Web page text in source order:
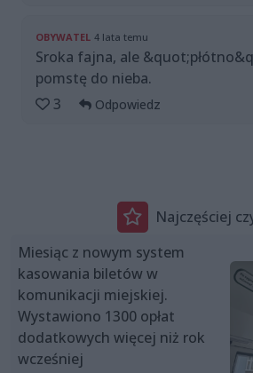
OBYWATEL 4 lata temu
Sroka fajna, ale
pomstę do nieba.
3
Odpowiedz
Najczęściej
Miesiąc z nowym system
kasowania biletów w
komunikacji miejskiej.
Wystawiono 1300 opłat
dodatkowych więcej niż rok
wcześniej